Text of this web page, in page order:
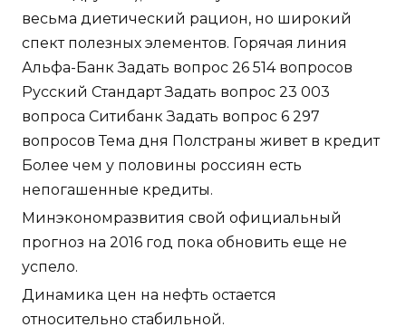
непогашенные кредиты.
Минэкономразвития свой официальный
прогноз на 2016 год пока обновить еще не
успело.
Динамика цен на нефть остается
относительно стабильной.
Только кушается легче Поздравляю вашу
семью с пополнением побольше тебе и
малышу молочка маминого и спокойных
ночейДжинтропин 10ед со скидкой
Зеленоград
Июл 2012 13:21 это для домашнего ужина Это на
праздничном столе Спасибо,Лилия,за